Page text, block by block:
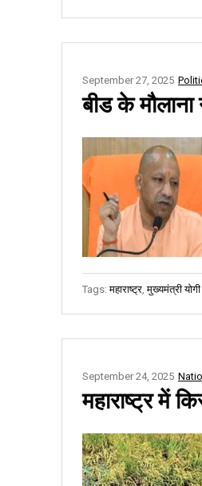
September 27, 2025
बीड के
Tags:महाराष्ट्र ,मुख्यमंत्री
September 24, 2025
महाराष्ट्र में